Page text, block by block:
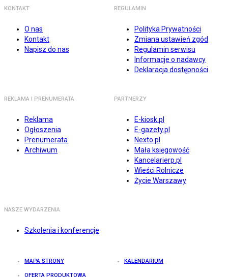
KONTAKT
O nas
Kontakt
Napisz do nas
REGULAMIN
Polityka Prywatności
Zmiana ustawień zgód
Regulamin serwisu
Informacje o nadawcy
Deklaracja dostępności
REKLAMA I PRENUMERATA
Reklama
Ogłoszenia
Prenumerata
Archiwum
PARTNERZY
E-kiosk.pl
E-gazety.pl
Nexto.pl
Mała księgowość
Kancelarierp.pl
Wieści Rolnicze
Życie Warszawy
NASZE WYDARZENIA
Szkolenia i konferencje
MAPA STRONY KALENDARIUM
OFERTA PRODUKTOWA